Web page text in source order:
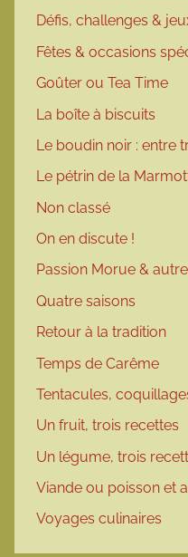
Défis, challenges &
Fêtes & occasions
Goûter ou Tea Time
La boîte à biscuits
Le boudin noir : entre
Le pétrin de la
Non classé
On en discute !
Passion Morue &
Quatre saisons
Retour à la tradition
Temps de Carême
Tentacules,
Un fruit, trois recettes
Un légume, trois
Viande ou poisson et
Voyages culinaires